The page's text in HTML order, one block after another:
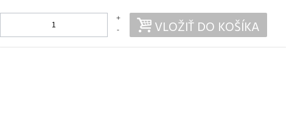
-
+ VLOŽIŤ DO KOŠÍKA